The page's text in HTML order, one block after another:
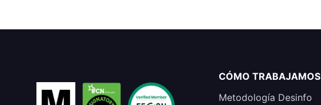
CÓMO TRABAJAMOS
Metodología Desinfo